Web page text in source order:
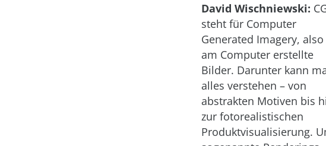
David Wischniewski:
steht für Computer
Generated Imagery, also
am Computer erstellte
Bilder. Darunter kann
alles verstehen – von
abstrakten Motiven bis
zur fotorealistischen
Produktvisualisierung.